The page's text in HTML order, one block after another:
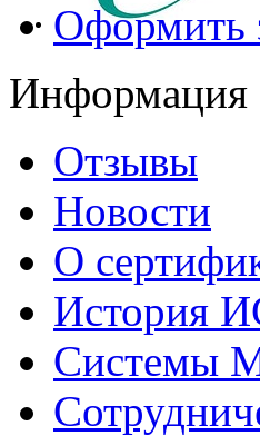
Оформить
Информация
Отзывы
Новости
О
История
Системы